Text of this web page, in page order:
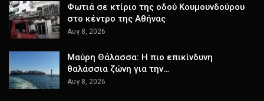
Φωτιά σε κτίριο της οδού Κουμουνδούρου
στο κέντρο της Αθήνας
Αυγ 8, 2026
Μαύρη Θάλασσα: Η πιο επικίνδυνη
θαλάσσια ζώνη για την…
Αυγ 8, 2026